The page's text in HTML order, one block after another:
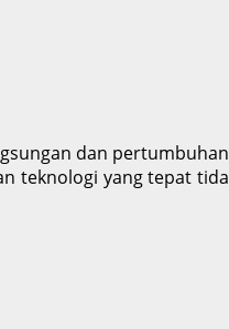
dan
yang tepat